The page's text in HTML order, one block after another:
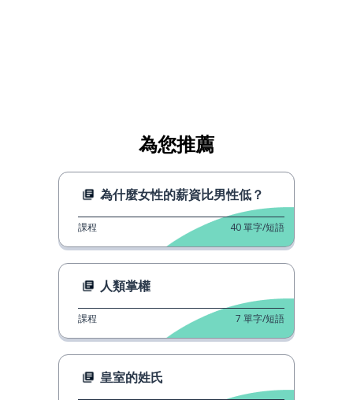
為您推薦
為什麼女性的薪資比男性低？
課程 40單字/短語
人類掌權
課程 7 單字/短語
皇室的姓氏